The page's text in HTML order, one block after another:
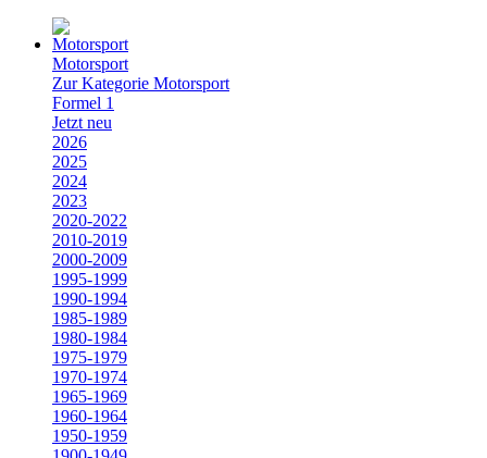
Motorsport
Zur Kategorie Motorsport
Formel 1
Jetzt neu
2026
2025
2024
2023
2020-2022
2010-2019
2000-2009
1995-1999
1990-1994
1985-1989
1980-1984
1975-1979
1970-1974
1965-1969
1960-1964
1950-1959